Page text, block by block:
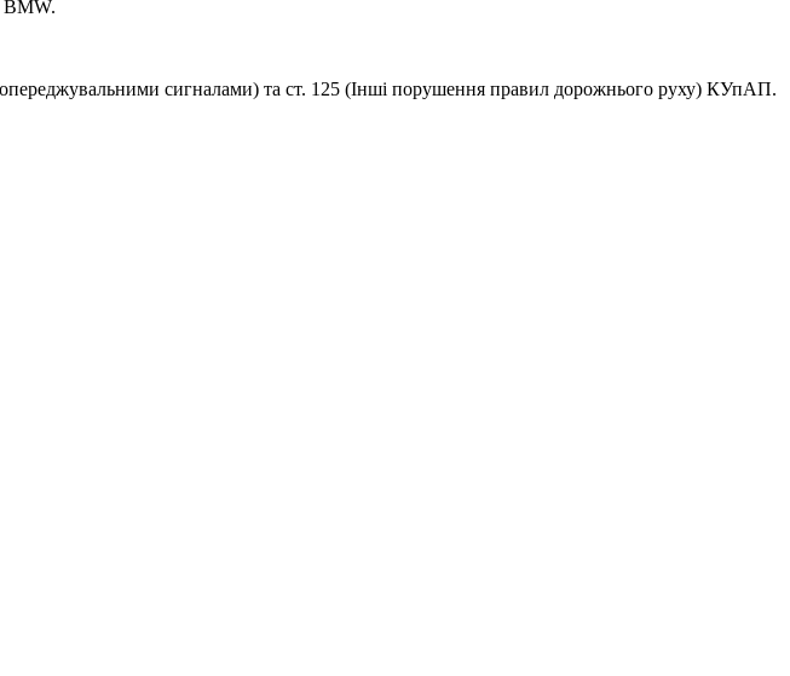
BMW.
сигналами) та ст. 125 (Інші порушення правил дорожнього руху) КУпАП.